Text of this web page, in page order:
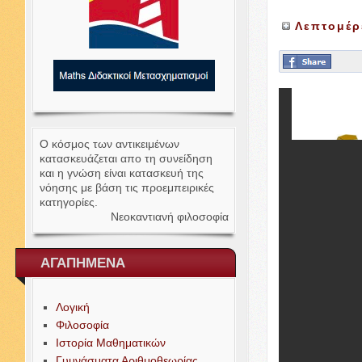
Ο κόσμος των αντικειμένων
κατασκευάζεται απο τη συνείδηση
και η γνώση είναι κατασκευή της
νόησης με βάση τις προεμπειρικές
κατηγορίες.
Νεοκαντιανή φιλοσοφία
ΑΓΑΠΗΜΕΝΑ
Λογική
Φιλοσοφία
Ιστορία Μαθηματικών